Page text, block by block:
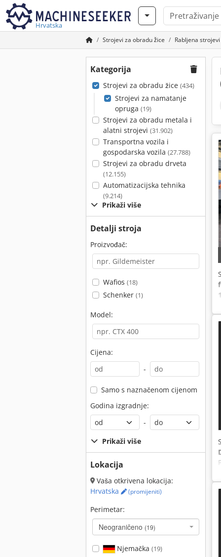
Hrvatska
Strojevi za obradu žice Rabljena
Kategorija
Strojevi za obradu žice (434)
Strojevi za namatanje
opruga (19)
Strojevi za obradu metala i
alatni strojevi (31.902)
Transportna vozila i
gospodarska vozila (27.788)
Strojevi za obradu drveta
(12.155)
Automatizacijska tehnika
(9.214)
Prikaži više
Detalji stroja
Proizvođač:
Wafios (18)
Schenker (1)
Model:
Cijena:
-
Samo s naznačenom cijenom
Godina izgradnje:
-
Prikaži više
Lokacija
Vaša otkrivena lokacija:
Hrvatska
(promijeniti)
Perimetar:
Neograničeno (19)
Njemačka (19)